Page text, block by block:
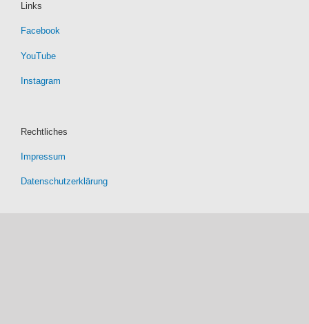
Links
Facebook
YouTube
Instagram
Rechtliches
Impressum
Datenschutzerklärung